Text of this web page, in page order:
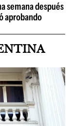
semana después
aprobando